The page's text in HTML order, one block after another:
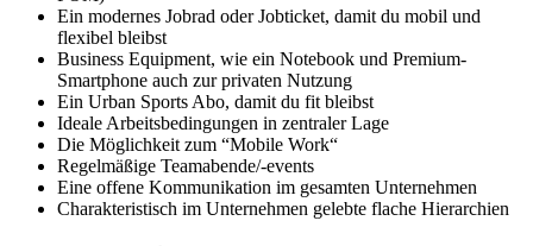
Ein modernes Jobrad oder Jobticket, damit du mobil und
flexibel bleibst
Business Equipment, wie ein Notebook und Premium-
Smartphone auch zur privaten Nutzung
Ein Urban Sports Abo, damit du fit bleibst
Ideale Arbeitsbedingungen in zentraler Lage
Die Möglichkeit zum “Mobile Work“
Regelmäßige Teamabende/-events
Eine offene Kommunikation im gesamten Unternehmen
Charakteristisch im Unternehmen gelebte flache Hierarchien